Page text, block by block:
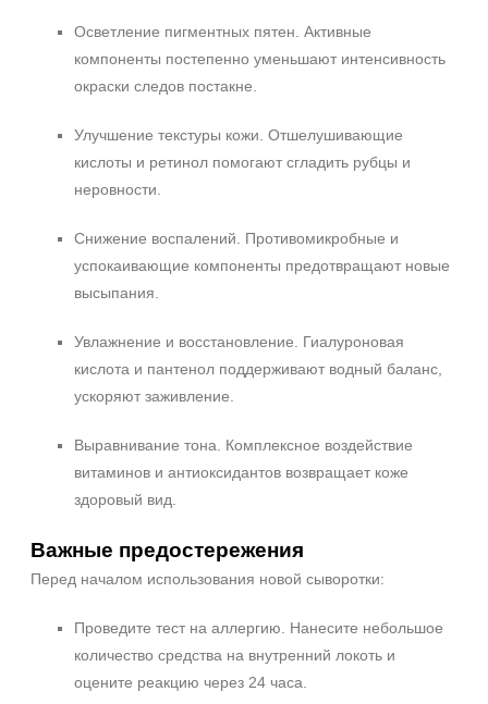
Осветление пигментных пятен. Активные
компоненты постепенно уменьшают интенсивность
окраски следов постакне.
Улучшение текстуры кожи. Отшелушивающие
кислоты и ретинол помогают сгладить рубцы и
неровности.
Снижение воспалений. Противомикробные и
успокаивающие компоненты предотвращают новые
высыпания.
Увлажнение и восстановление. Гиалуроновая
кислота и пантенол поддерживают водный баланс,
ускоряют заживление.
Выравнивание тона. Комплексное воздействие
витаминов и антиоксидантов возвращает коже
здоровый вид.
Важные предостережения
Перед началом использования новой сыворотки:
Проведите тест на аллергию. Нанесите небольшое
количество средства на внутренний локоть и
оцените реакцию через 24 часа.